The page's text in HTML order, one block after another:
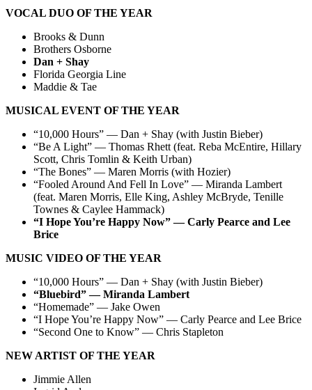
VOCAL DUO OF THE YEAR
Brooks & Dunn
Brothers Osborne
Dan + Shay
Florida Georgia Line
Maddie & Tae
MUSICAL EVENT OF THE YEAR
“10,000 Hours” — Dan + Shay (with Justin Bieber)
“Be A Light” — Thomas Rhett (feat. Reba McEntire, Hillary
Scott, Chris Tomlin & Keith Urban)
“The Bones” — Maren Morris (with Hozier)
“Fooled Around And Fell In Love” — Miranda Lambert
(feat. Maren Morris, Elle King, Ashley McBryde, Tenille
Townes & Caylee Hammack)
“I Hope You’re Happy Now” — Carly Pearce and Lee
Brice
MUSIC VIDEO OF THE YEAR
“10,000 Hours” — Dan + Shay (with Justin Bieber)
“Bluebird” — Miranda Lambert
“Homemade” — Jake Owen
“I Hope You’re Happy Now” — Carly Pearce and Lee Brice
“Second One to Know” — Chris Stapleton
NEW ARTIST OF THE YEAR
Jimmie Allen